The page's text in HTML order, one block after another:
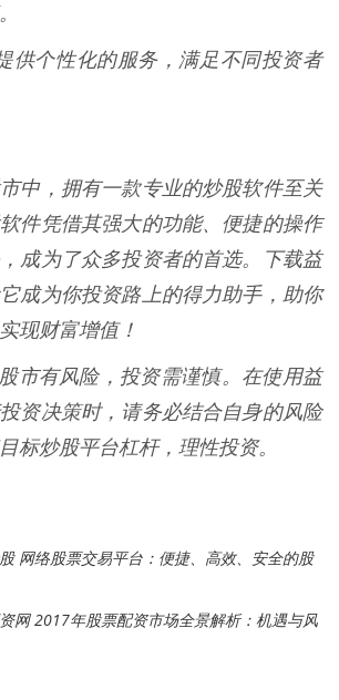
供个性化的服务，满足不同投资者
中，拥有一款专业的炒股软件至关
件凭借其强大的功能、便捷的操作
成为了众多投资者的首选。下载益
成为你投资路上的得力助手，助你
现财富增值！
市有风险，投资需谨慎。在使用益
资决策时，请务必结合自身的风险
标炒股平台杠杆，理性投资。
网络股票交易平台：便捷、高效、安全的股
网 2017年股票配资市场全景解析：机遇与风